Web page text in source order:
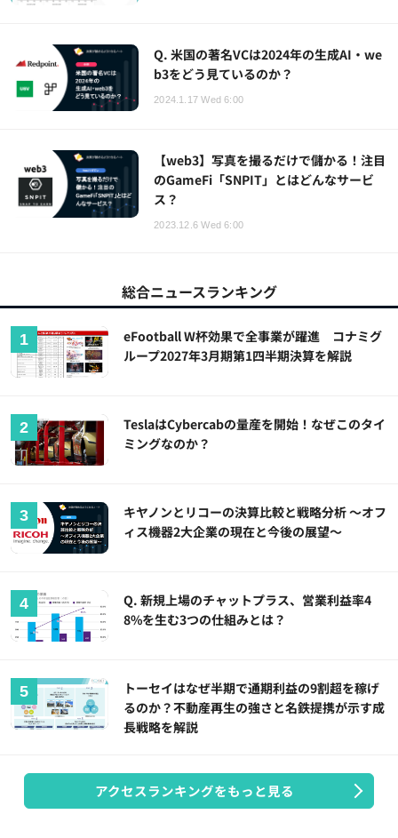
Q. 米国の著名VCは2024年の生成AI・we
b3をどう見ているのか？
2024.1.17 Wed 6:00
【web3】写真を撮るだけで儲かる！注目
のGameFi「SNPIT」とはどんなサービ
ス？
2023.12.6 Wed 6:00
総合ニュースランキング
eFootball W杯効果で全事業が躍進 コナミグ
ループ2027年3月期第1四半期決算を解説
TeslaはCybercabの量産を開始！なぜこのタイ
ミングなのか？
キヤノンとリコーの決算比較と戦略分析 ～オフ
ィス機器2大企業の現在と今後の展望～
Q. 新規上場のチャットプラス、営業利益率4
8%を生む3つの仕組みとは？
トーセイはなぜ半期で通期利益の9割超を稼げ
るのか？不動産再生の強さと名鉄提携が示す成
長戦略を解説
アクセスランキングをもっと見る